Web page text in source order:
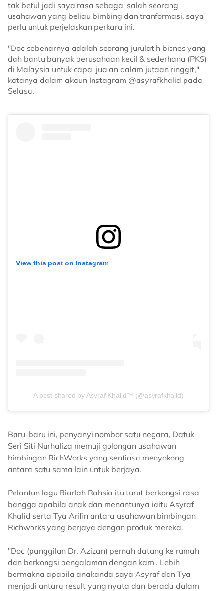
tak betul jadi saya rasa sebagai salah seorang
usahawan yang beliau bimbing dan tranformasi, saya
perlu untuk perjelaskan perkara ini.
"Doc sebenarnya adalah seorang jurulatih bisnes yang
dah bantu banyak perusahaan kecil & sederhana (PKS)
di Malaysia untuk capai jualan dalam jutaan ringgit,"
katanya dalam akaun Instagram @asyrafkhalid pada
Selasa.
View this post on Instagram
A post shared by Asyraf Khalid™ (@asyrafkhalid)
Baru-baru ini, penyanyi nombor satu negara, Datuk
Seri Siti Nurhaliza memuji golongan usahawan
bimbingan RichWorks yang sentiasa menyokong
antara satu sama lain untuk berjaya.
Pelantun lagu Biarlah Rahsia itu turut berkongsi rasa
bangga apabila anak dan menantunya iaitu Asyraf
Khalid serta Tya Arifin antara usahawan bimbingan
Richworks yang berjaya dengan produk mereka.
"Doc (panggilan Dr. Azizan) pernah datang ke rumah
dan berkongsi pengalaman dengan kami. Lebih
bermakna apabila anakanda saya Asyraf dan Tya
menjadi antara result yang nyata dan berada dalam